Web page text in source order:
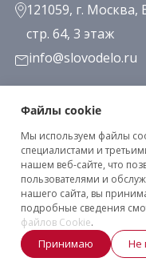
121059, г. Москва,
стр. 64, 3 этаж
info@slovodelo.ru
Заказать
Подписаться на
Клиентское
Политика
2026 © «Словодело».
Файлы cookie
Мы используем файлы
специалистами и
нашем веб-сайте, что
пользователями и
нашего сайта, вы
подробные сведения
файлов Cookie.
Принимаю Не